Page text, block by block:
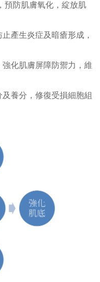
預防肌膚氧化，綻放肌
產生炎症及暗瘡形成，
化肌膚屏障防禦力，維
養分，修復受損細胞組